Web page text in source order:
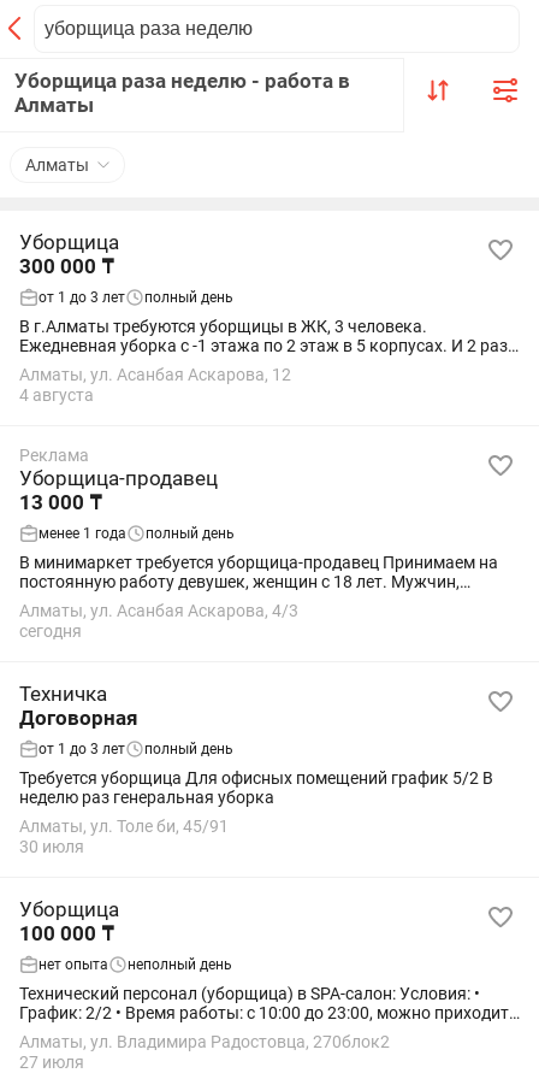
Уборщица раза неделю - работа в
Алматы
Алматы
Уборщица
300 000 ₸
от 1 до 3 лет полный день
В г.Алматы требуются уборщицы в ЖК, 3 человека.
Ежедневная уборка с -1 этажа по 2 этаж в 5 корпусах. И 2 раза
в неделю с 1 по 12 этажей в пяти корпусах. В субботу/
воскресенье-дежурство по очереди....
Алматы, ул. Асанбая Аскарова, 12
4 августа
Реклама
Уборщица-продавец
13 000 ₸
менее 1 года полный день
В минимаркет требуется уборщица-продавец Принимаем на
постоянную работу девушек, женщин с 18 лет. Мужчин,
несовершеннолетних прошу не беспокоить. В основные
обязанности входит: выкладка товаров,...
Алматы, ул. Асанбая Аскарова, 4/3
сегодня
Техничка
Договорная
от 1 до 3 лет полный день
Требуется уборщица Для офисных помещений график 5/2 В
неделю раз генеральная уборка
Алматы, ул. Толе би, 45/91
30 июля
Уборщица
100 000 ₸
нет опыта неполный день
Технический персонал (уборщица) в SPA-салон: Условия: •
График: 2/2 • Время работы: с 10:00 до 23:00, можно приходить
и уходить в зависимости от записей • Заработная плата: 100
000 тг в месяц,...
Алматы, ул. Владимира Радостовца, 270блок2
27 июля